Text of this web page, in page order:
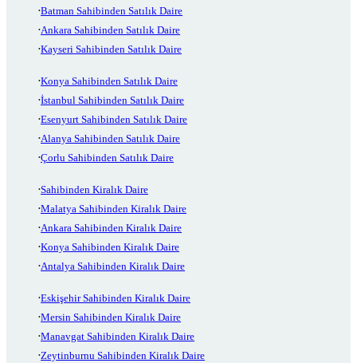
Batman Sahibinden Satılık Daire
Ankara Sahibinden Satılık Daire
Kayseri Sahibinden Satılık Daire
Konya Sahibinden Satılık Daire
İstanbul Sahibinden Satılık Daire
Esenyurt Sahibinden Satılık Daire
Alanya Sahibinden Satılık Daire
Çorlu Sahibinden Satılık Daire
Sahibinden Kiralık Daire
Malatya Sahibinden Kiralık Daire
Ankara Sahibinden Kiralık Daire
Konya Sahibinden Kiralık Daire
Antalya Sahibinden Kiralık Daire
Eskişehir Sahibinden Kiralık Daire
Mersin Sahibinden Kiralık Daire
Manavgat Sahibinden Kiralık Daire
Zeytinburnu Sahibinden Kiralık Daire